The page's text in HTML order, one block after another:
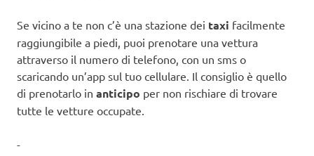
Se vicino a te non c’è una stazione dei taxi facilmente
raggiungibile a piedi, puoi prenotare una vettura
attraverso il numero di telefono, con un sms o
scaricando un’app sul tuo cellulare. Il consiglio è quello
di prenotarlo in anticipo per non rischiare di trovare
tutte le vetture occupate.
-